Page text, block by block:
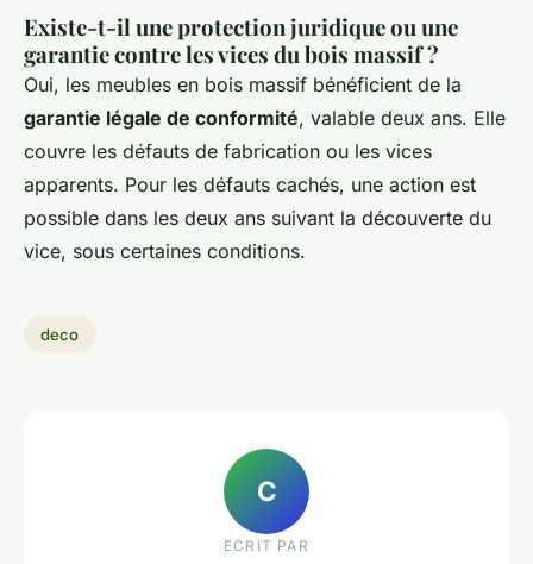
Existe-t-il une protection juridique ou une
garantie contre les vices du bois massif ?
Oui, les meubles en bois massif bénéficient de la
garantie légale de conformité, valable deux ans. Elle
couvre les défauts de fabrication ou les vices
apparents. Pour les défauts cachés, une action est
possible dans les deux ans suivant la découverte du
vice, sous certaines conditions.
deco
C
ECRIT PAR